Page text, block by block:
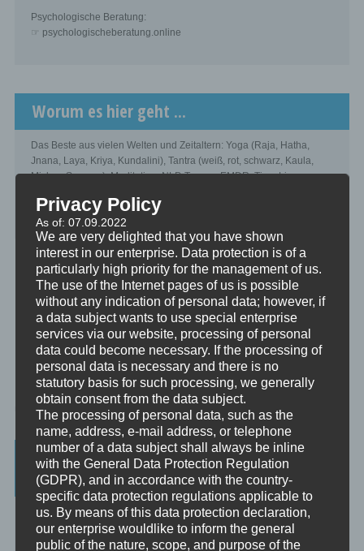
Psychologische Beratung:
☞ psychologischeberatung.online
Worum es hier geht ...
Das Beste aus vielen Welten und Zeitaltern: Yoga (Raja, Hatha,
Jnana, Laya, Kriya, Kundalini), Tantra (weiß, rot, schwarz, Kaula,
Mishra, Samaya), Meditation, NLP, Trance, EMDR, Time Line
Schamanismus, Huna, Achtsamkeit & Bewusstheit, Sex-Magick, Life
Hacks.
Beratung, Mentoring, Supervision und
Ausbildung
Beratung
Beratung ist das individuelle Aufarbeiten verschiedenster
Problemstellungen durch Interaktion zwischen einer unabhängigen
Privacy Policy
As of: 07.09.2022
We are very delighted that you have shown
interest in our enterprise. Data protection is of a
particularly high priority for the management of us.
The use of the Internet pages of us is possible
without any indication of personal data; however, if
a data subject wants to use special enterprise
services via our website, processing of personal
data could become necessary. If the processing of
personal data is necessary and there is no
statutory basis for such processing, we generally
obtain consent from the data subject.
The processing of personal data, such as the
name, address, e-mail address, or telephone
number of a data subject shall always be inline
with the General Data Protection Regulation
(GDPR), and in accordance with the country-
specific data protection regulations applicable to
us. By means of this data protection declaration,
our enterprise wouldlike to inform the general
public of the nature, scope, and purpose of the